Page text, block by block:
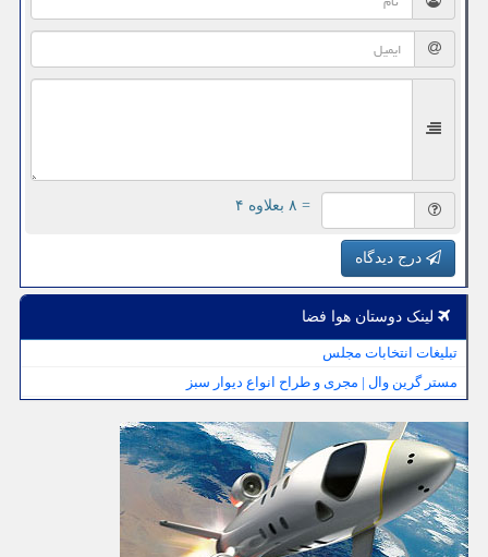
= ۸ بعلاوه ۴
درج دیدگاه
لینک دوستان هوا فضا
تبلیغات انتخابات مجلس
مستر گرین وال | مجری و طراح انواع دیوار سبز